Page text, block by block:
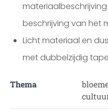
beschrijving van het
Licht materiaal en
met dubbelzijdig
Thema